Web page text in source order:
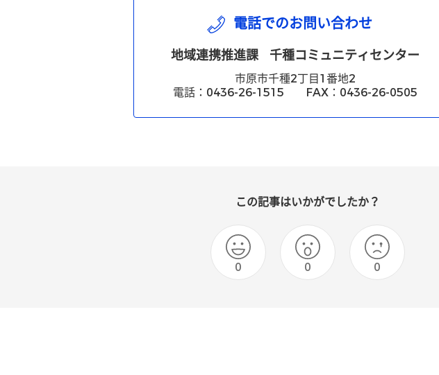
電話でのお問い合わせ
地域連携推進課 千種コミュニティセンター
市原市千種2丁目1番地2
電話：0436-26-1515 FAX：0436-26-0505
この記事はいかがでしたか？
0 0 0